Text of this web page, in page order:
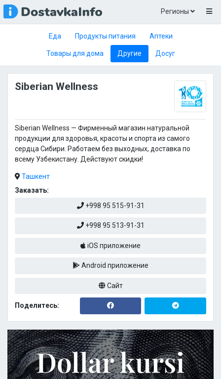
Регионы
Еда Продукты питания Аптеки
Товары для дома Другие Досуг
Siberian Wellness
Siberian Wellness — Фирменный магазин натуральной
продукции для здоровья, красоты и спорта из самого
сердца Сибири. Работаем без выходных, доставка по
всему Узбекистану. Действуют скидки!
Ташкент
Заказать:
+998 95 515-91-31
+998 95 513-91-31
iOS приложение
Android приложение
Сайт
Поделитесь: